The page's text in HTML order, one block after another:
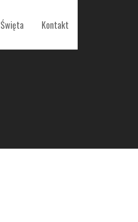
Święta Kontakt